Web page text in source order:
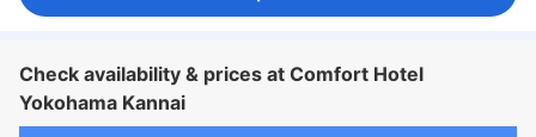
Check availability & prices at Comfort Hotel
Yokohama Kannai